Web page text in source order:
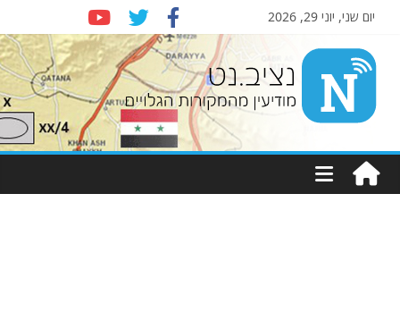
יום שני, יוני 29, 2026
Nziv.net
מודיעין
מהמקורות